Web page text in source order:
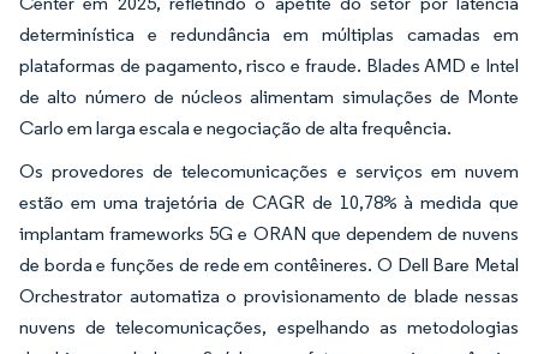
determinística e redundância em múltiplas camadas em
plataformas de pagamento, risco e fraude. Blades AMD e Intel
de alto número de núcleos alimentam simulações de Monte
Carlo em larga escala e negociação de alta frequência.
Os provedores de telecomunicações e serviços em nuvem
estão em uma trajetória de CAGR de 10,78% à medida que
implantam frameworks 5G e ORAN que dependem de nuvens
de borda e funções de rede em contêineres. O Dell Bare Metal
Orchestrator automatiza o provisionamento de blade nessas
nuvens de telecomunicações, espelhando as metodologias